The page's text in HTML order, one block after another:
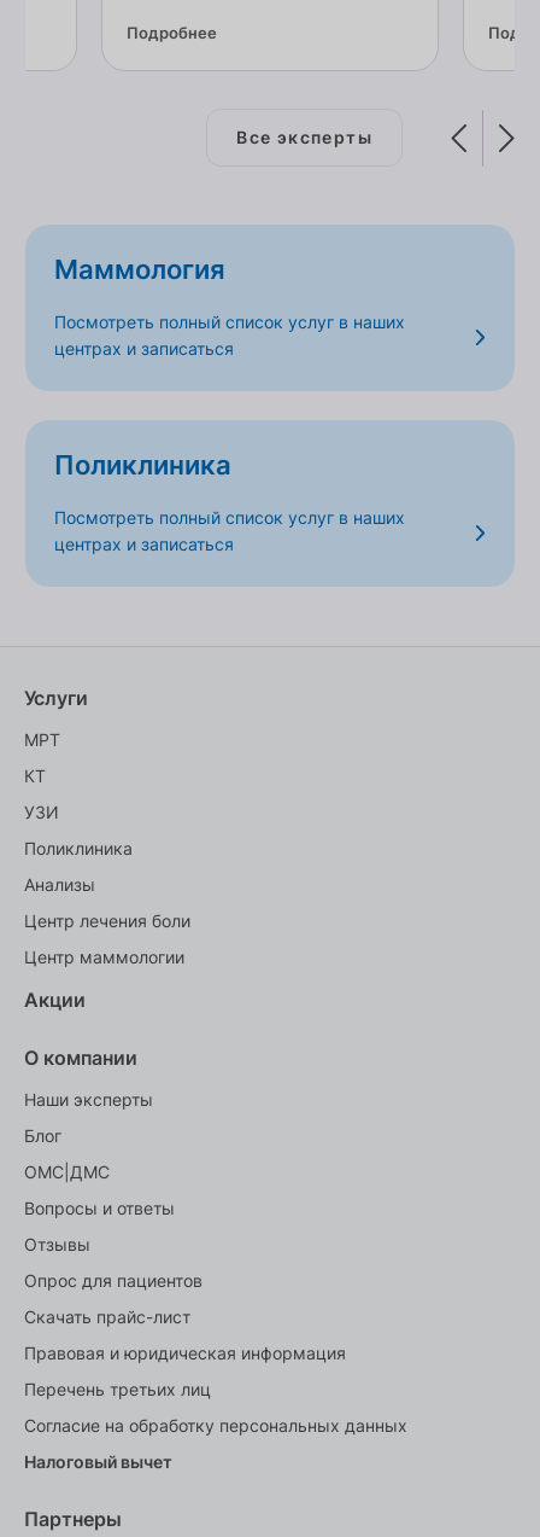
Подробнее
Все эксперты
Маммология
Посмотреть полный список услуг в наших
центрах и записаться
Поликлиника
Посмотреть полный список услуг в наших
центрах и записаться
Услуги
МРТ
КТ
УЗИ
Поликлиника
Анализы
Центр лечения боли
Центр маммологии
Акции
О компании
Наши эксперты
Блог
ОМС|ДМС
Вопросы и ответы
Отзывы
Опрос для пациентов
Скачать прайс-лист
Правовая и юридическая информация
Перечень третьих лиц
Согласие на обработку персональных данных
Налоговый вычет
Партнеры